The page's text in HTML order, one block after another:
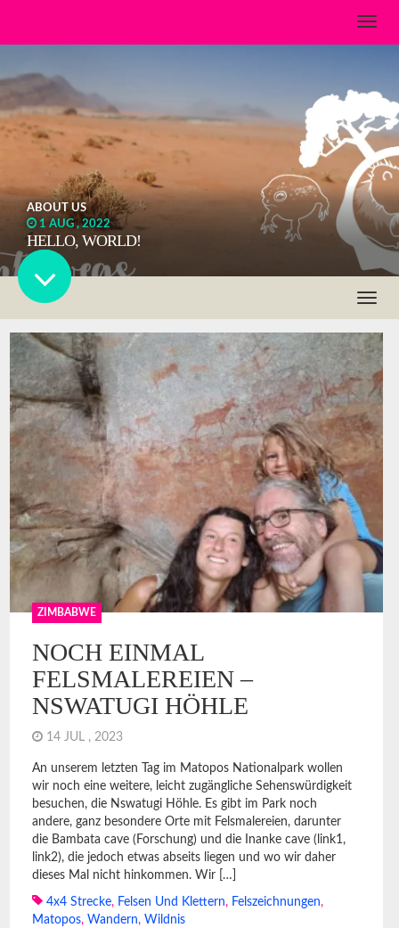
ABOUT US
1 AUG , 2022
HELLO, WORLD!
About Us
Gott und die Welt
Lost & found
Namibia
Preparations
Südafrika
Tanzania
Unterwegs mit Kind
Zimbabwe
AUGUST 2026
T
1
3 4 5 6 7 8
10 11 12 13 14 15
17 18 19 20
24 25 26 27 28 29
ZIMBABWE
NOCH EINMAL
FELSMALEREIEN –
NSWATUGI HÖHLE
14 JUL , 2023
An unserem letzten Tag im Matopos Nationalpark wollen
wir noch eine weitere, leicht zugängliche Sehenswürdigkeit
besuchen, die Nswatugi Höhle. Es gibt im Park noch
andere, ganz besondere Orte mit Felsmalereien, darunter
die Bambata cave (Forschung) und die Inanke cave (link1,
link2), die jedoch etwas abseits liegen und wo wir daher
dieses Mal nicht hinkommen. Wir […]
4x4 Strecke, Felsen Und Klettern, Felszeichnungen,
Matopos, Wandern, Wildnis